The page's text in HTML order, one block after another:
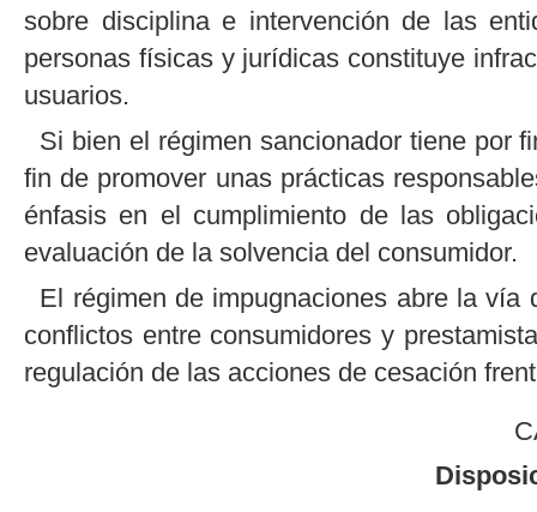
sobre disciplina e intervención de las
personas físicas y jurídicas constituye
usuarios.
Si bien el régimen sancionador tiene por
fin de promover unas prácticas
énfasis en el cumplimiento de las
evaluación de la solvencia del consumidor.
El régimen de impugnaciones abre la
conflictos entre consumidores y
regulación de las acciones de cesación